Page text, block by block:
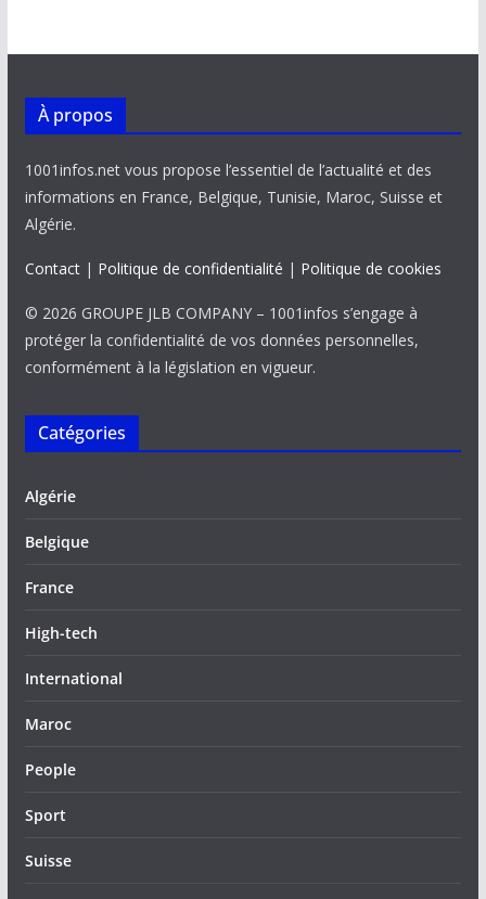
À propos
1001infos.net vous propose l’essentiel de l’actualité et des
informations en France, Belgique, Tunisie, Maroc, Suisse et
Algérie.
Contact| Politique de confidentialité | Politique de cookies
© 2026 GROUPE JLB COMPANY – 1001infos s’engage à
protéger la confidentialité de vos données personnelles,
conformément à la législation en vigueur.
Catégories
Algérie
Belgique
France
High-tech
International
Maroc
People
Sport
Suisse